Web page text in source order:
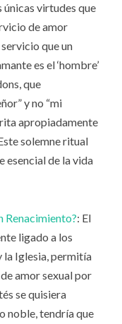
únicas virtudes que
de amor
que un
es el ‘hombre’
que
y no “mi
apropiadamente
solemne ritual
esencial de la vida
Renacimiento?: El
ligado a los
la Iglesia, permitía
amor sexual por
se quisiera
noble, tendría que